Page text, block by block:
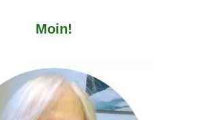
Moin!